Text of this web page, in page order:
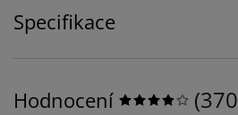
Specifikace
Hodnocení (370